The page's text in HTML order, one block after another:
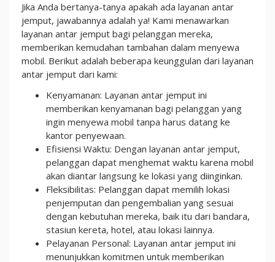
Jika Anda bertanya-tanya apakah ada layanan antar
jemput, jawabannya adalah ya! Kami menawarkan
layanan antar jemput bagi pelanggan mereka,
memberikan kemudahan tambahan dalam menyewa
mobil. Berikut adalah beberapa keunggulan dari layanan
antar jemput dari kami:
Kenyamanan: Layanan antar jemput ini
memberikan kenyamanan bagi pelanggan yang
ingin menyewa mobil tanpa harus datang ke
kantor penyewaan.
Efisiensi Waktu: Dengan layanan antar jemput,
pelanggan dapat menghemat waktu karena mobil
akan diantar langsung ke lokasi yang diinginkan.
Fleksibilitas: Pelanggan dapat memilih lokasi
penjemputan dan pengembalian yang sesuai
dengan kebutuhan mereka, baik itu dari bandara,
stasiun kereta, hotel, atau lokasi lainnya.
Pelayanan Personal: Layanan antar jemput ini
menunjukkan komitmen untuk memberikan